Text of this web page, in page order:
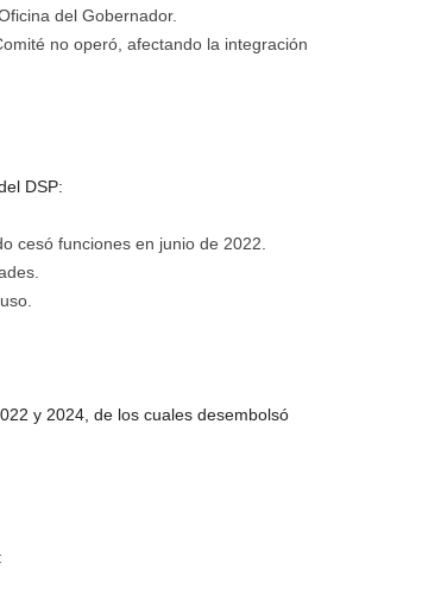
del Gobernador.
no operó, afectando la integración
DSP:
cesó funciones en junio de 2022.
y 2024, de los cuales desembolsó